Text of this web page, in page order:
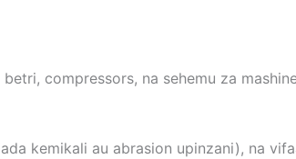
compressors, na sehemu za
kemikali au abrasion upinzani), na